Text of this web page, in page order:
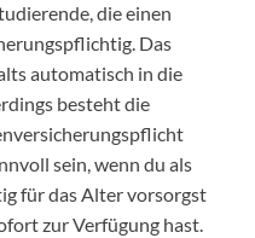
die einen
Das
automatisch in die
besteht die
sein, wenn du als
für das Alter vorsorgst
zur Verfügung hast.